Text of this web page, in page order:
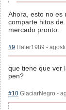
Ahora, esto no es
comparte hitos de
mercado pronto.
#9 Hater1989 -
que tiene que ver
pen?
#10 GlaciarNegro -